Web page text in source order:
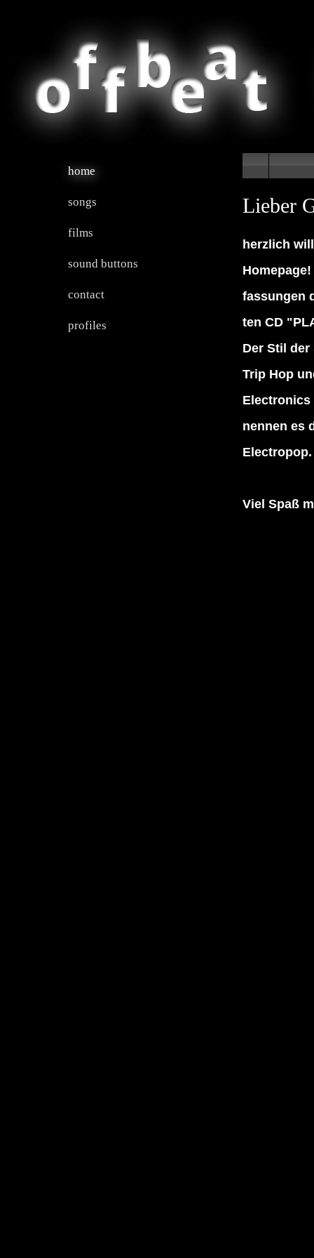
home
songs
films
sound buttons
contact
profiles
Lieber
herzlich
fassungen
ten CD
Der Stil
Trip Hop
nennen es
Electropop.
Viel Spaß